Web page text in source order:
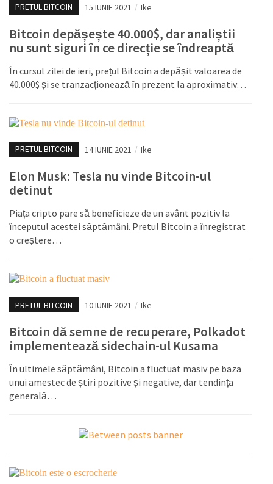
PRETUL BITCOIN 15 IUNIE 2021 / Ike
Bitcoin depășește 40.000$, dar analiștii
nu sunt siguri în ce direcție se îndreaptă
În cursul zilei de ieri, prețul Bitcoin a depășit valoarea de
40.000$ și se tranzacționează în prezent la aproximativ…
PRETUL BITCOIN 14 IUNIE 2021 / Ike
Elon Musk: Tesla nu vinde Bitcoin-ul
detinut
Piața cripto pare să beneficieze de un avânt pozitiv la
începutul acestei săptămâni. Pretul Bitcoin a înregistrat
o creștere…
PRETUL BITCOIN 10 IUNIE 2021 / Ike
Bitcoin dă semne de recuperare, Polkadot
implementează sidechain-ul Kusama
În ultimele săptămâni, Bitcoin a fluctuat masiv pe baza
unui amestec de știri pozitive și negative, dar tendința
generală…